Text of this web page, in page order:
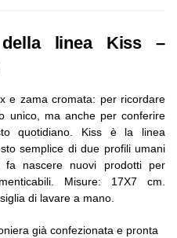
linea Kiss –
e zama cromata: per ricordare
unico, ma anche per conferire
quotidiano. Kiss è la linea
semplice di due profili umani
nascere nuovi prodotti per
Misure: 17X7 cm.
di lavare a mano.
già confezionata e pronta